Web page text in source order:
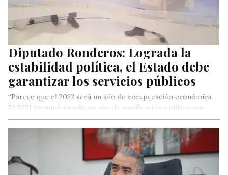
Diputado Ronderos: Lograda la
estabilidad política, el Estado debe
garantizar los servicios públicos
“Parece que el 2022 será un año de recuperación económica.
El 2021 terminó siendo un año de pacificación política con…